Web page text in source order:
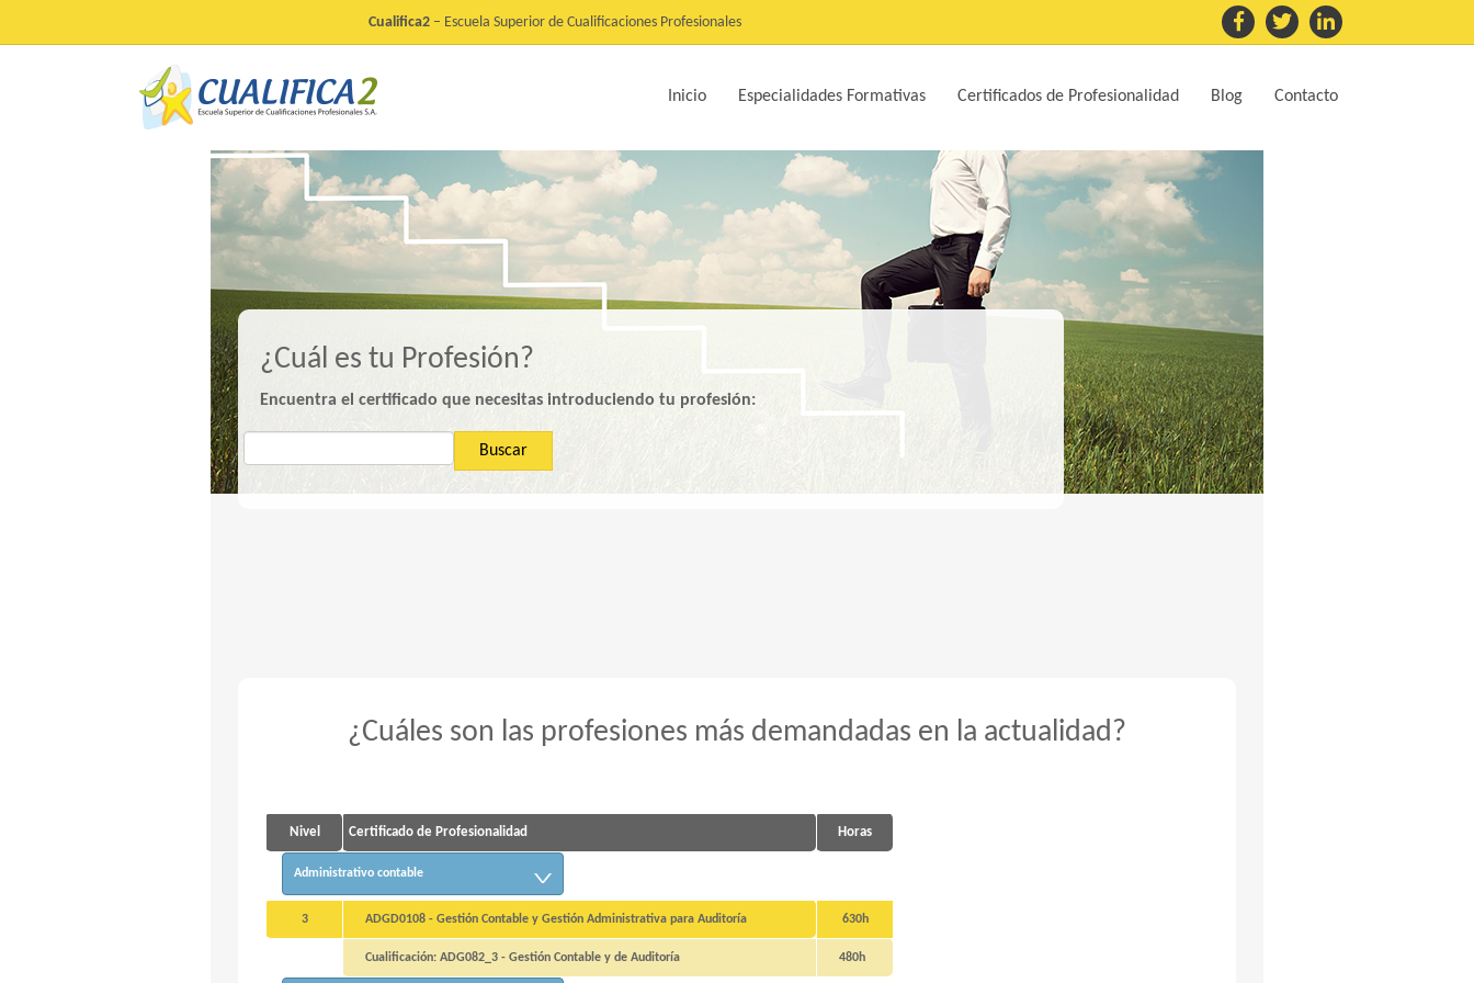
Cualifica2 – Escuela Superior de Cualificaciones Profesionales
Inicio Especialidades Formativas Certificados de Profesionalidad Blog Contacto
¿Cuál es tu Profesión?
Encuentra el certificado que necesitas introduciendo tu profesión:
Buscar
¿Cuáles son las profesiones más demandadas en la actualidad?
Nivel Certificado de Profesionalidad Horas
Administrativo contable
3 ADGD0108 - Gestión Contable y Gestión Administrativa para Auditoría 630h
Cualificación: ADG082_3 - Gestión Contable y de Auditoría 480h